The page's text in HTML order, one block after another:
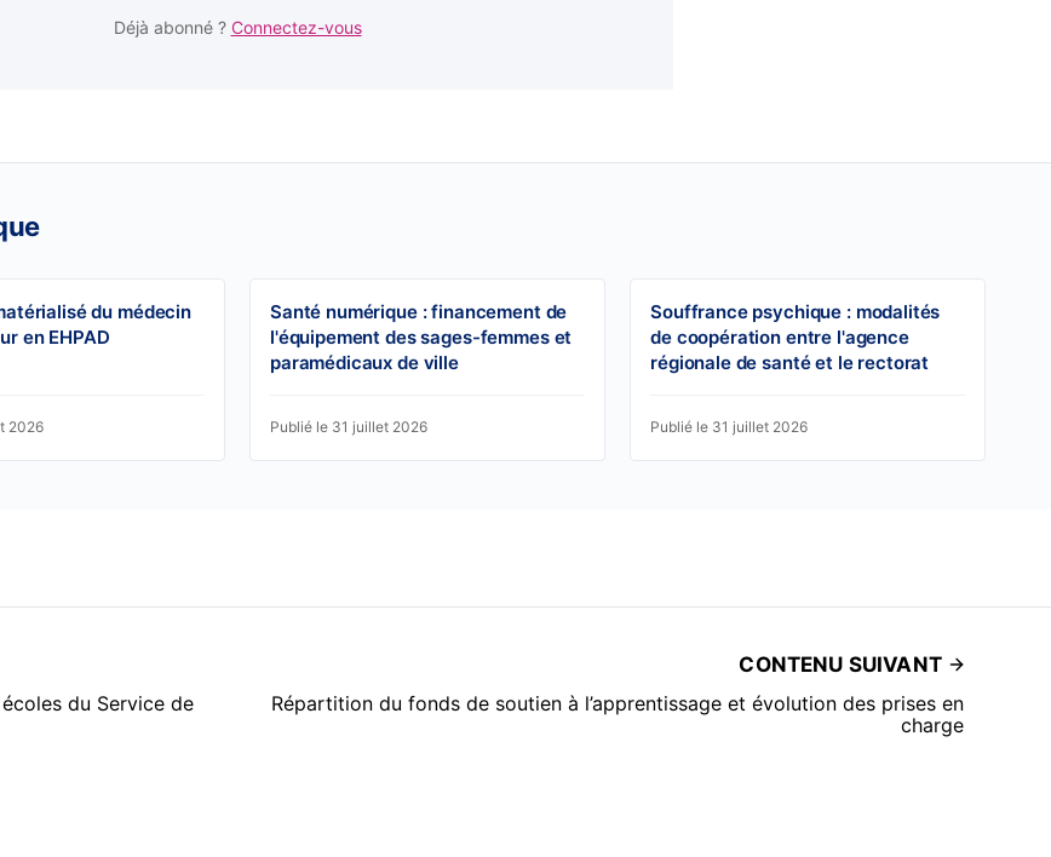
Déjà abonné ? Connectez-vous
du médecin
en EHPAD
2026
Santé numérique : financement de
l'équipement des sages-femmes et
paramédicaux de ville
Publié le 31 juillet 2026
Souffrance psychique : modalités
de coopération entre l'agence
régionale de santé et le rectorat
Publié le 31 juillet 2026
du Service de
CONTENU SUIVANT
Répartition du fonds de soutien à l’apprentissage et évolution des prises en
charge